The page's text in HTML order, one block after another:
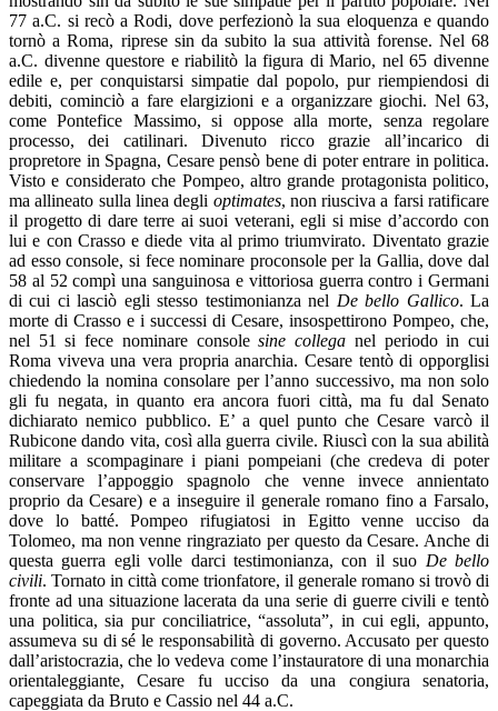
77 a.C. si recò a Rodi, dove perfezionò la sua eloquenza e quando
tornò a Roma, riprese sin da subito la sua attività forense. Nel 68
a.C. divenne questore e riabilitò la figura di Mario, nel 65 divenne
edile e, per conquistarsi simpatie dal popolo, pur riempiendosi di
debiti, cominciò a fare elargizioni e a organizzare giochi. Nel 63,
come Pontefice Massimo, si oppose alla morte, senza regolare
processo, dei catilinari. Divenuto ricco grazie all’incarico di
propretore in Spagna, Cesare pensò bene di poter entrare in politica.
Visto e considerato che Pompeo, altro grande protagonista politico,
ma allineato sulla linea degli optimates, non riusciva a farsi ratificare
il progetto di dare terre ai suoi veterani, egli si mise d’accordo con
lui e con Crasso e diede vita al primo triumvirato. Diventato grazie
ad esso console, si fece nominare proconsole per la Gallia, dove dal
58 al 52 compì una sanguinosa e vittoriosa guerra contro i Germani
di cui ci lasciò egli stesso testimonianza nel De bello Gallico. La
morte di Crasso e i successi di Cesare, insospettirono Pompeo, che,
nel 51 si fece nominare consolesine collega nel periodo in cui
Roma viveva una vera propria anarchia. Cesare tentò di opporglisi
chiedendo la nomina consolare per l’anno successivo, ma non solo
gli fu negata, in quanto era ancora fuori città, ma fu dal Senato
dichiarato nemico pubblico. E’ a quel punto che Cesare varcò il
Rubicone dando vita, così alla guerra civile. Riuscì con la sua abilità
militare a scompaginare i piani pompeiani (che credeva di poter
conservare l’appoggio spagnolo che venne invece annientato
proprio da Cesare) e a inseguire il generale romano fino a Farsalo,
dove lo batté. Pompeo rifugiatosi in Egitto venne ucciso da
Tolomeo, ma non venne ringraziato per questo da Cesare. Anche di
questa guerra egli volle darci testimonianza, con il suo De bello
civili. Tornato in città come trionfatore, il generale romano si trovò di
fronte ad una situazione lacerata da una serie di guerre civili e tentò
una politica, sia pur conciliatrice, “assoluta”, in cui egli, appunto,
assumeva su di sé le responsabilità di governo. Accusato per questo
dall’aristocrazia, che lo vedeva come l’instauratore di una monarchia
orientaleggiante, Cesare fu ucciso da una congiura senatoria,
capeggiata da Bruto e Cassio nel 44 a.C.